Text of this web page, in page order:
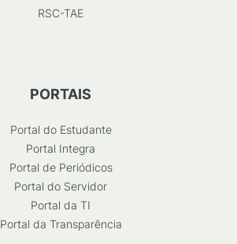
RSC-TAE
PORTAIS
Portal do Estudante
Portal Integra
Portal de Periódicos
Portal do Servidor
Portal da TI
Portal da Transparência